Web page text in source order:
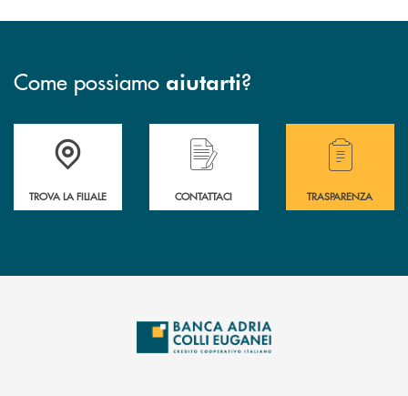
Come possiamo aiutarti?
Accedi all' elenco completo delle filiali .
TROVA LA FILIALE
Hai bisogno di assistenza immediata?
CONTATTACI
Hai bisogno di
TRASPARENZA